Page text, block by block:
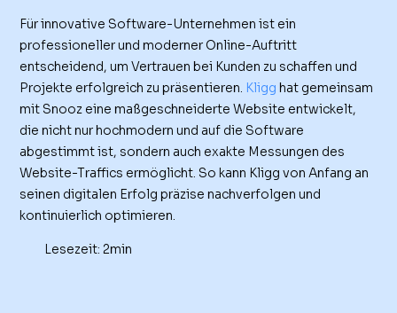
Für innovative Software-Unternehmen ist ein
professioneller und moderner Online-Auftritt
entscheidend, um Vertrauen bei Kunden zu schaffen und
Projekte erfolgreich zu präsentieren. Kligg hat gemeinsam
mit Snooz eine maßgeschneiderte Website entwickelt,
die nicht nur hochmodern und auf die Software
abgestimmt ist, sondern auch exakte Messungen des
Website-Traffics ermöglicht. So kann Kligg von Anfang an
seinen digitalen Erfolg präzise nachverfolgen und
kontinuierlich optimieren.
Lesezeit: 2min